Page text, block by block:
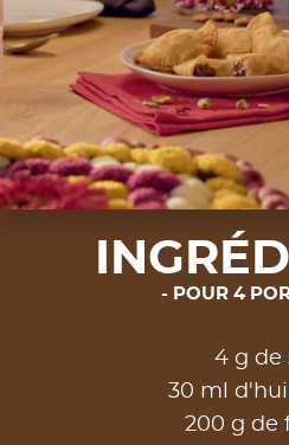
POUR 4
4 g de
30 ml
200 g de